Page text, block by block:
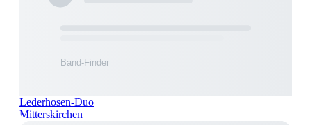
Lederhosen-Duo
Mitterskirchen